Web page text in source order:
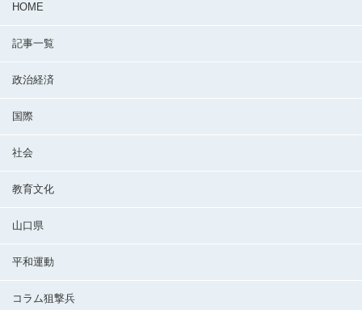
HOME
記事一覧
政治経済
国際
社会
教育文化
山口県
平和運動
コラム狙撃兵